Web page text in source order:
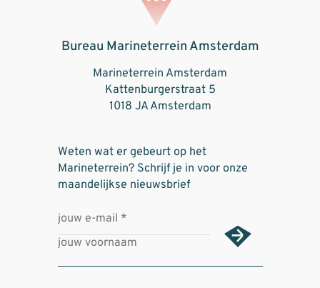
Bureau Marineterrein Amsterdam
Marineterrein Amsterdam
Kattenburgerstraat 5
1018 JA Amsterdam
Weten wat er gebeurt op het
Marineterrein? Schrijf je in voor onze
maandelijkse nieuwsbrief